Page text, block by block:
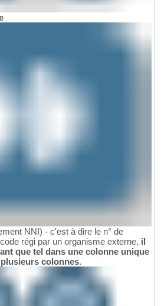
NNI) - c'est à dire le n° de
régi par un organisme externe, il
que tel dans une colonne unique
colonnes.